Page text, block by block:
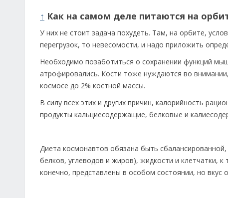
↑ Как на самом деле питаются на
У них не стоит задача похудеть. Там, на орбите,
перегрузок, то невесомости, и надо приложить
Необходимо позаботиться о сохранении функций
атрофировались. Кости тоже нуждаются во
космосе до 2% костной массы.
В силу всех этих и других причин, калорийность
продукты кальциесодержащие, белковые и
Диета космонавтов обязана быть
белков, углеводов и жиров), жидкости и клетчатки,
конечно, представлены в особом состоянии, но вкус